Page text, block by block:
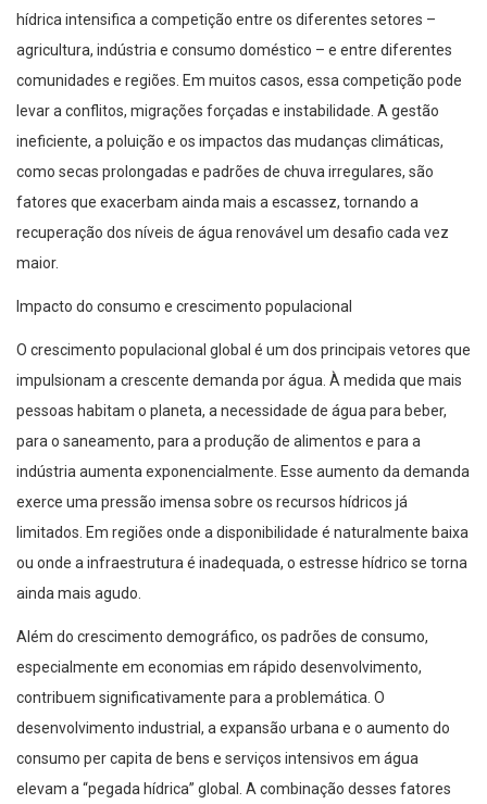
hídrica intensifica a competição entre os diferentes setores –
agricultura, indústria e consumo doméstico – e entre diferentes
comunidades e regiões. Em muitos casos, essa competição pode
levar a conflitos, migrações forçadas e instabilidade. A gestão
ineficiente, a poluição e os impactos das mudanças climáticas,
como secas prolongadas e padrões de chuva irregulares, são
fatores que exacerbam ainda mais a escassez, tornando a
recuperação dos níveis de água renovável um desafio cada vez
maior.
Impacto do consumo e crescimento populacional
O crescimento populacional global é um dos principais vetores que
impulsionam a crescente demanda por água. À medida que mais
pessoas habitam o planeta, a necessidade de água para beber,
para o saneamento, para a produção de alimentos e para a
indústria aumenta exponencialmente. Esse aumento da demanda
exerce uma pressão imensa sobre os recursos hídricos já
limitados. Em regiões onde a disponibilidade é naturalmente baixa
ou onde a infraestrutura é inadequada, o estresse hídrico se torna
ainda mais agudo.
Além do crescimento demográfico, os padrões de consumo,
especialmente em economias em rápido desenvolvimento,
contribuem significativamente para a problemática. O
desenvolvimento industrial, a expansão urbana e o aumento do
consumo per capita de bens e serviços intensivos em água
elevam a “pegada hídrica” global. A combinação desses fatores